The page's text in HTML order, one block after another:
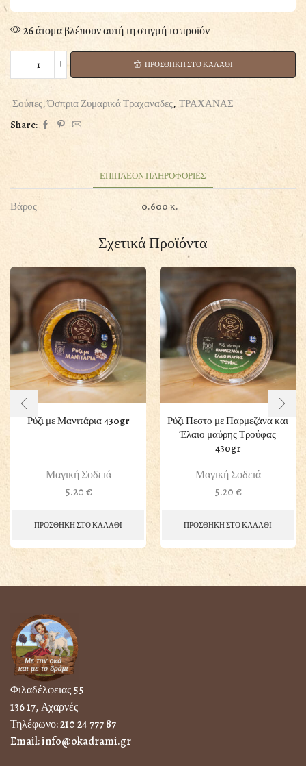
26 άτομα βλέπουν αυτή τη στιγμή το προϊόν
ΤΡΑΧΑΝΑΣ
ΓΛΥΚΟΣ
ΑΓΕΛΑΔΙΝΟΣ
ΟΛΙΚΗΣ
ME
ΠΡΟΣΘΗΚΗ ΣΤΟ ΚΑΛΑΘΙ
Σούπες, Όσπρια Ζυμαρικά Τραχαναδες, ΤΡΑΧΑΝΑΣ
Share:
ΕΠΙΠΛΕΟΝ ΠΛΗΡΟΦΟΡΙΕΣ
Βάρος 0.600 κ.
Σχετικά Προϊόντα
Ρύζι με Μανιτάρια 430gr
Μαγική Σοδειά
5.20€
ΠΡΟΣΘΗΚΗ ΣΤΟ ΚΑΛΑΘΙ
Ρύζι Πεστο με Παρμεζάνα και
Έλαιο μαύρης Τρούφας
430gr
Μαγική Σοδειά
5.20€
ΠΡΟΣΘΗΚΗ ΣΤΟ ΚΑΛΑΘΙ
Φιλαδέλφειας 55
136 17, Αχαρνές
Τηλέφωνο:210 24 777 87
Email:info@okadrami.gr